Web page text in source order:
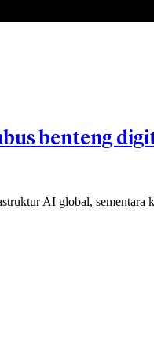
benteng
AI global,